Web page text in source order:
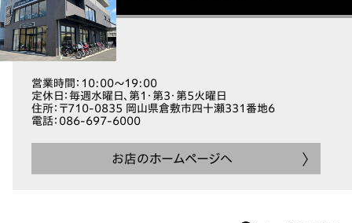
営業時間 ：10:00～19:00
定休日 ：毎週水曜日、第1・第3・第5火曜日
住所：〒710-0835 岡山県倉敷市四十瀬331番地6
電話：086-697-6000
お店のホームページへ